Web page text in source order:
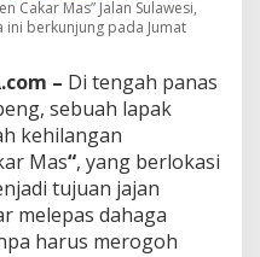
Cakar Mas” Jalan Sulawesi,
ini berkunjung pada Jumat
– Di tengah panas
sebuah lapak
kehilangan
Mas“, yang berlokasi
tujuan jajan
melepas dahaga
harus merogoh